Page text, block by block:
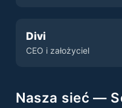
Divi
CEO i założyciel
Nasza sieć —